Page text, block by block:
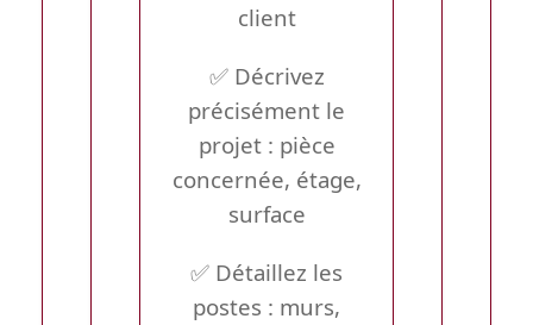
client
✅ Décrivez
précisément le
projet : pièce
concernée, étage,
surface
✅ Détaillez les
postes : murs,